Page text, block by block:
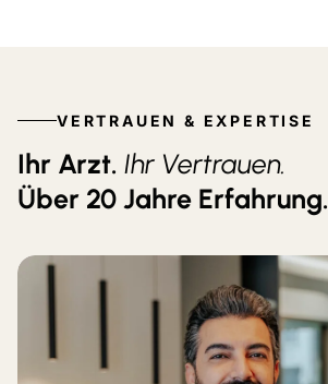
VERTRAUEN & EXPERTISE
Ihr Arzt. Ihr Vertrauen.
Über 20 Jahre Erfahrung.